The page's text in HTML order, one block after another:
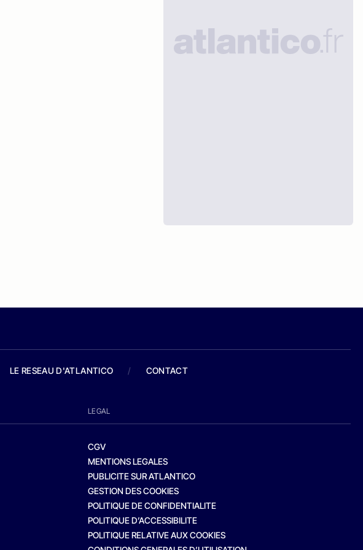
LE RESEAU D'ATLANTICO / CONTACT
LEGAL
CGV
MENTIONS LEGALES
PUBLICITE SUR ATLANTICO
GESTION DES COOKIES
POLITIQUE DE CONFIDENTIALITE
POLITIQUE D’ACCESSIBILITE
POLITIQUE RELATIVE AUX COOKIES